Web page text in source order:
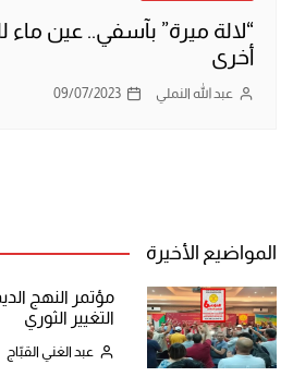
“لالة ميرة” بآسفي.. عين
أخرى
عبد الله النملي 09/07/2023
المواضيع الأخيرة
مؤتمر النهج
التغيير الثوري
عبد الغني القبّاج